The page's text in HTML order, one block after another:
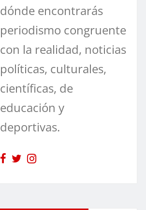
dónde encontrarás
periodismo congruente
con la realidad, noticias
políticas, culturales,
científicas, de
educación y
deportivas.